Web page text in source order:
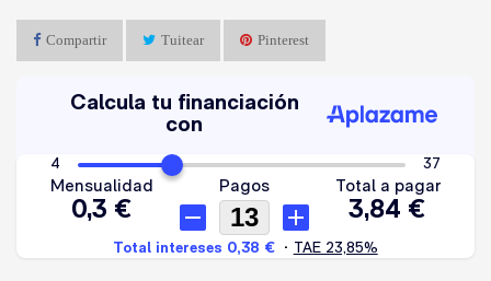
Compartir Tuitear Pinterest